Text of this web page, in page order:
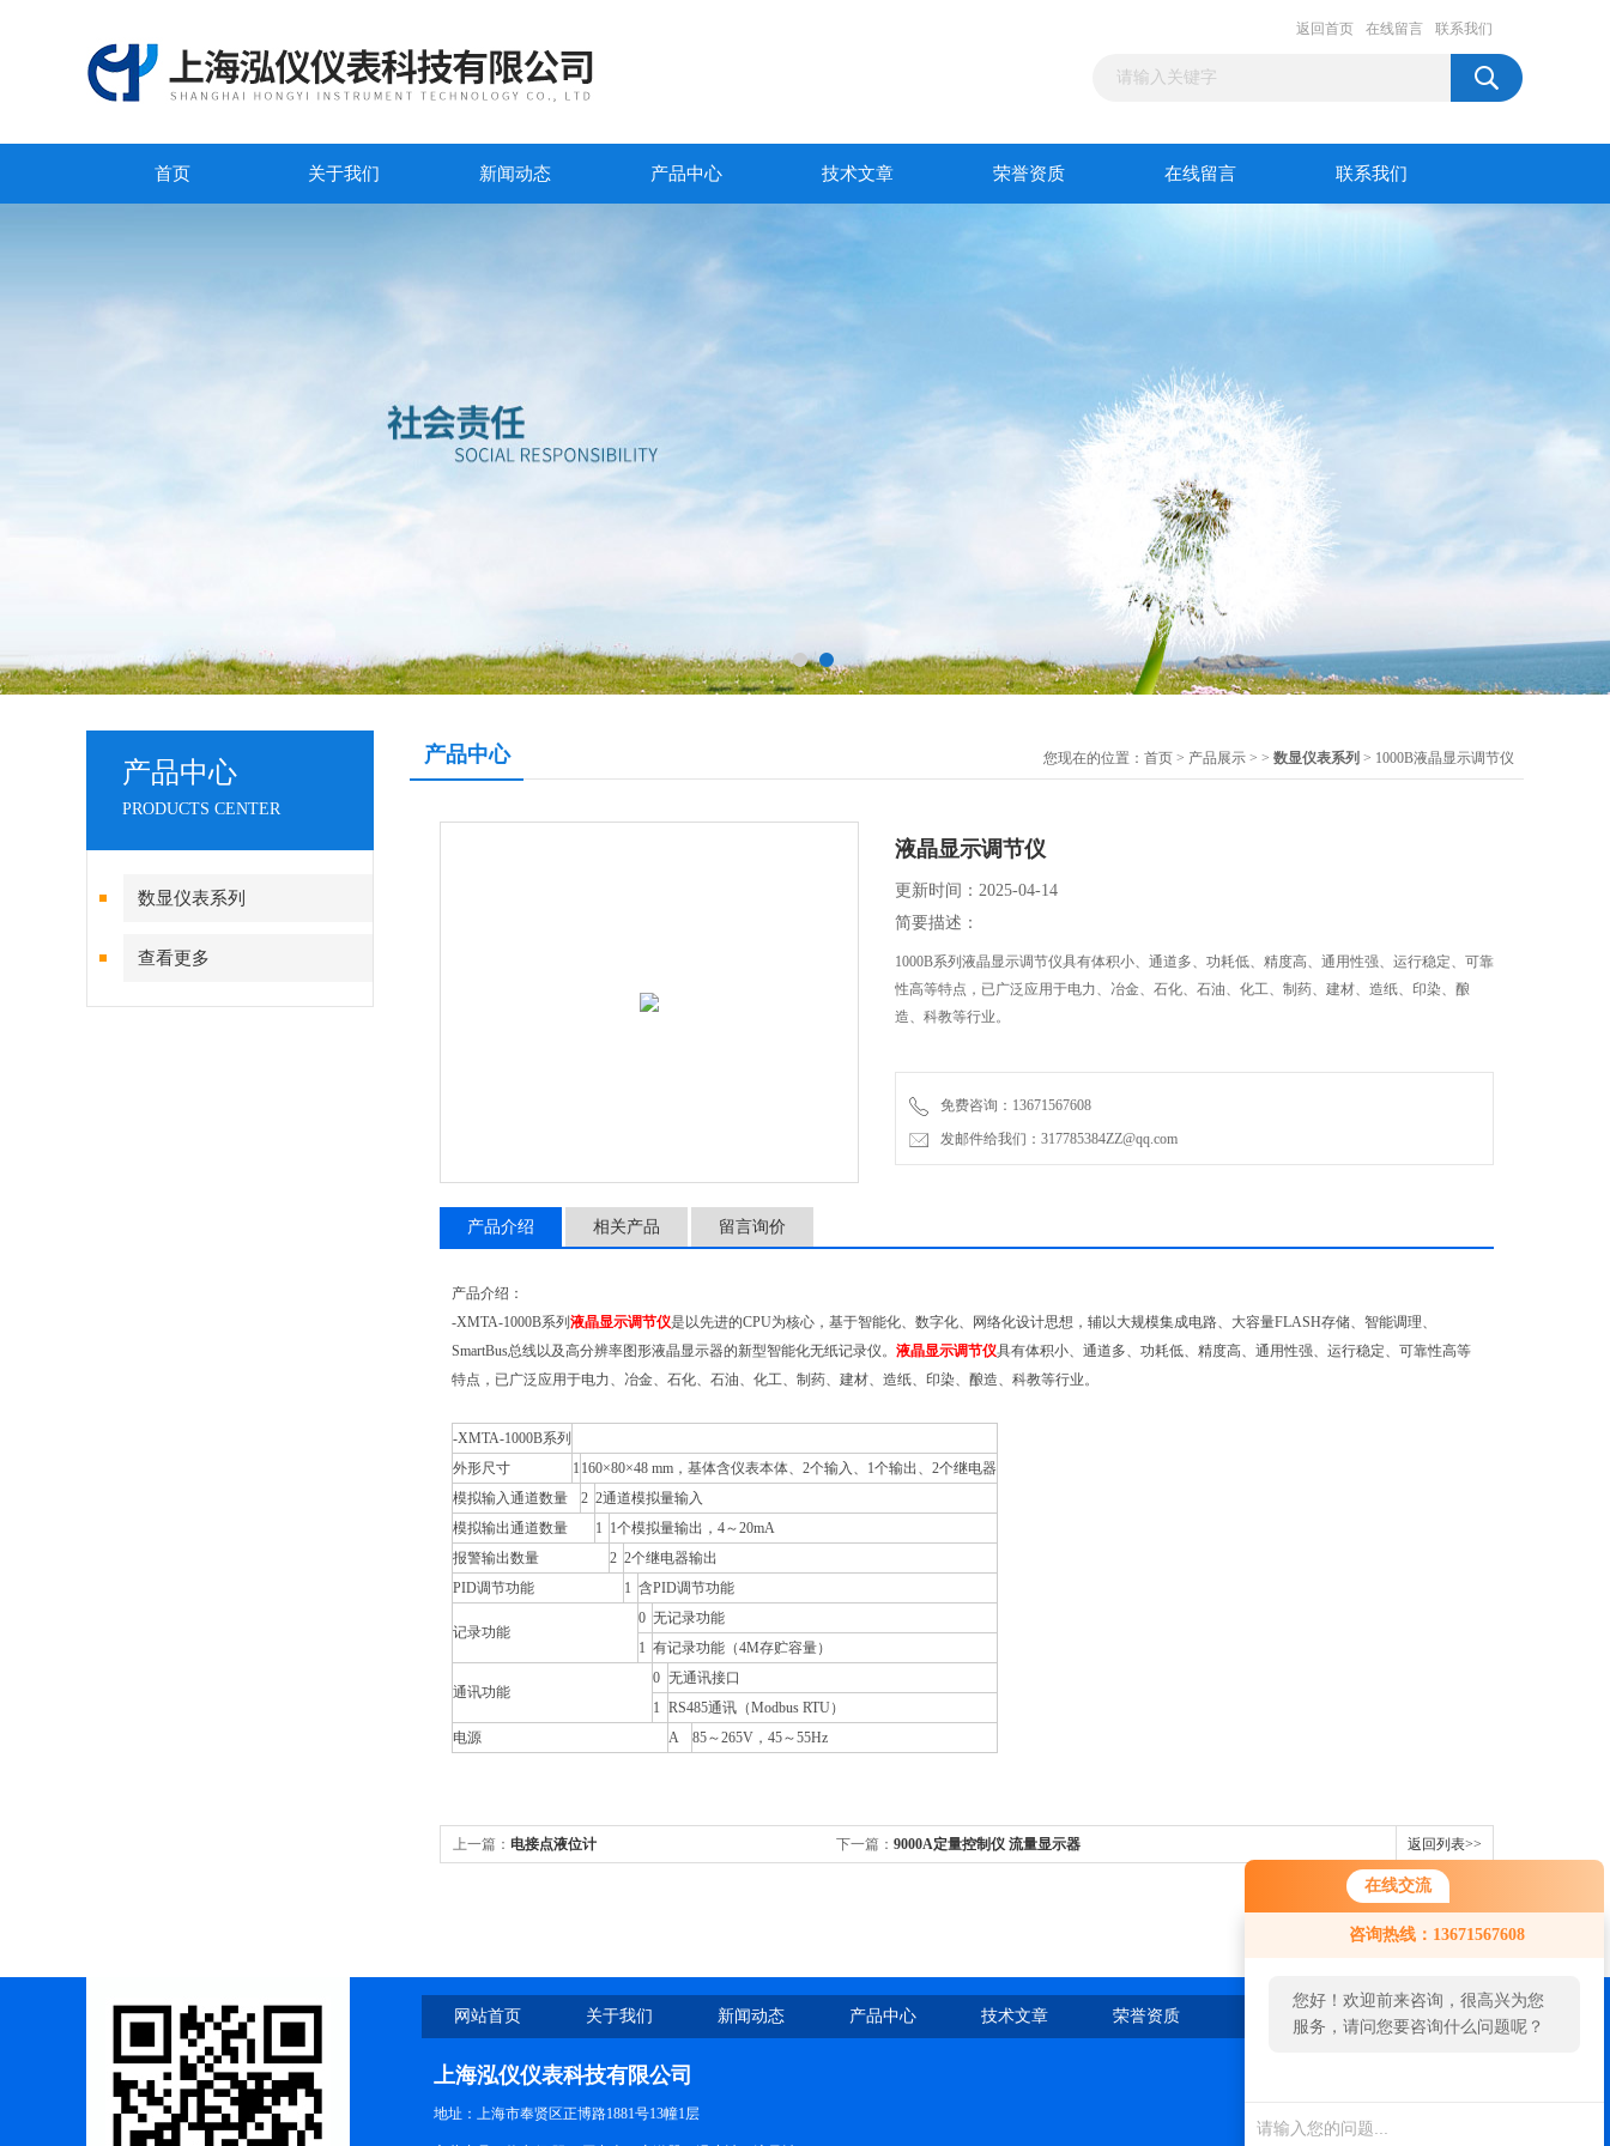
在线交流
咨询热线：13671567608
您好！欢迎前来咨询，很高兴为您
服务，请问您要咨询什么问题呢？
返回首页 在线留言 联系我们
首页 关于我们 新闻动态 产品中心 技术文章 荣誉资质 在线留言 联系我们
产品中心
PRODUCTS CENTER
数显仪表系列
查看更多
产品中心 您现在的位置： 首页 > 产品展示 > > 数显仪表系列 > 1000B液晶显示调节仪
液晶显示调节仪
更新时间：2025-04-14
简要描述：
1000B系列液晶显示调节仪具有体积小、通道多、功耗低、精度高、通用性强、运行稳定、可靠
性高等特点，已广泛应用于电力、冶金、石化、石油、化工、制药、建材、造纸、印染、酿
造、科教等行业。
免费咨询：13671567608
发邮件给我们：317785384ZZ@qq.com
产品介绍 相关产品 留言询价
产品介绍：
-XMTA-1000B系列 液晶显示调节仪是以先进的CPU为核心，基于智能化、数字化、网络化设计思想，辅以大规模集成电路、大容量FLASH存储、智能调理、
SmartBus总线以及高分辨率图形液晶显示器的新型智能化无纸记录仪。 液晶显示调节仪具有体积小、通道多、功耗低、精度高、通用性强、运行稳定、可靠性高等
特点，已广泛应用于电力、冶金、石化、石油、化工、制药、建材、造纸、印染、酿造、科教等行业。
-XMTA-1000B系列
外形尺寸
1 160×80×48 mm，基体含仪表本体、2个输入、1个输出、2个继电器
模拟输入通道数量
2 2通道模拟量输入
模拟输出通道数量
1 1个模拟量输出，4～20mA
报警输出数量
2 2个继电器输出
PID调节功能
1 含PID调节功能
记录功能
0 无记录功能
1 有记录功能（4M存贮容量）
通讯功能
0 无通讯接口
1 RS485通讯（Modbus RTU）
电源
A 85～265V，45～55Hz
上一篇： 电接点液位计 下一篇： 9000A定量控制仪 流量显示器 返回列表>>
网站首页 关于我们 新闻动态 产品中心 技术文章 荣誉资质 在线留言 联系我们
上海泓仪仪表科技有限公司
地址：上海市奉贤区正博路1881号13幢1层